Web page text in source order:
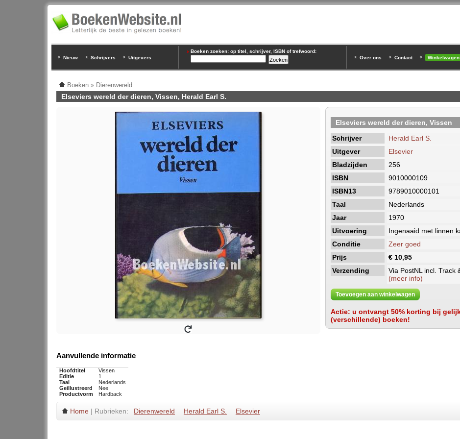
Nieuw Schrijvers Uitgevers
Boeken zoeken: op titel, schrijver, ISBN of trefwoord:
Over ons
Contact Winkelwagen
Boeken » Dierenwereld
Elseviers wereld der dieren, Vissen, Herald Earl S.
Elseviers wereld der dieren, Vissen
Schrijver
Herald Earl S.
Uitgever
Elsevier
Bladzijden
256
ISBN
9010000109
ISBN13
9789010000101
Taal
Nederlands
Jaar
1970
Uitvoering
Ingenaaid met linnen
Conditie
Zeer goed
Prijs
€ 10,95
Verzending
Via PostNL incl. Track
(meer info)
Toevoegen aan winkelwagen
Actie: u ontvangt 50% korting bij
(verschillende) boeken!
Aanvullende informatie
Hoofdtitel
Vissen
Editie
1
Taal
Nederlands
Geillustreerd
Nee
Productvorm
Hardback
Home | Rubrieken: Dierenwereld Herald Earl S. Elsevier